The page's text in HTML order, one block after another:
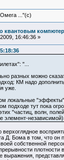
..."(с)
квантовым
16:46:36 »
"...
разных можно
КМ надо
уже.
локальные
подходе тут пока
"частиц, волн,
Д. Бома в том, что он
собственной
выражения,